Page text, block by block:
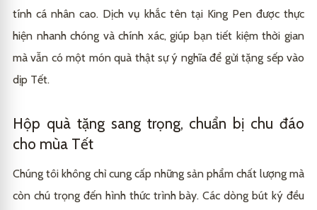
tính cá nhân cao. Dịch vụ khắc tên tại King Pen được thực
hiện nhanh chóng và chính xác, giúp bạn tiết kiệm thời gian
mà vẫn có một món quà thật sự ý nghĩa để gửi tặng sếp vào
dịp Tết.
Hộp quà tặng sang trọng, chuẩn bị chu đáo
cho mùa Tết
Chúng tôi không chỉ cung cấp những sản phẩm chất lượng mà
còn chú trọng đến hình thức trình bày. Các dòng bút ký đều